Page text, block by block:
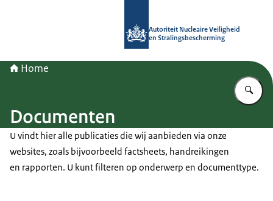
Autoriteit Nucleaire Veiligheid
en Stralingsbescherming
Home
Documenten
U vindt hier alle publicaties die wij aanbieden via onze
websites, zoals bijvoorbeeld factsheets, handreikingen
en rapporten. U kunt filteren op onderwerp en documenttype.